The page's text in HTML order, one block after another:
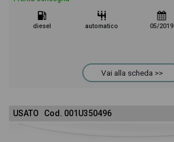
diesel automatico 05/2019
Vai alla scheda >>
USATO Cod. 001U350496